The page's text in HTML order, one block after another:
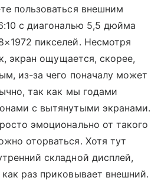
пользоваться внешним
с диагональю 5,5 дюйма
пикселей. Несмотря
экран ощущается, скорее,
из-за чего поначалу может
так как мы годами
с вытянутыми экранами.
эмоционально от такого
оторваться. Хотя тут
складной дисплей,
раз приковывает внешний.